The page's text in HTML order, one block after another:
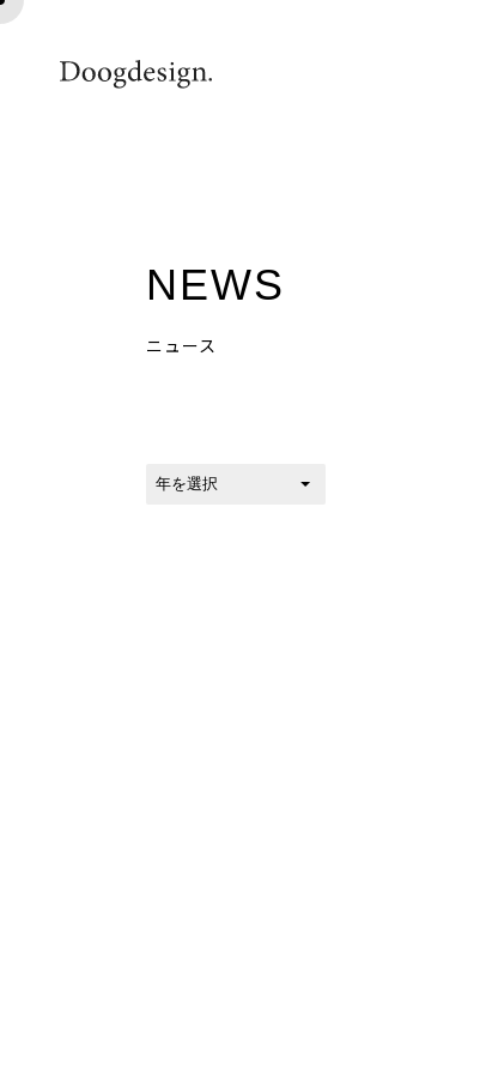
img_tokeidai
NEWS
ニュース